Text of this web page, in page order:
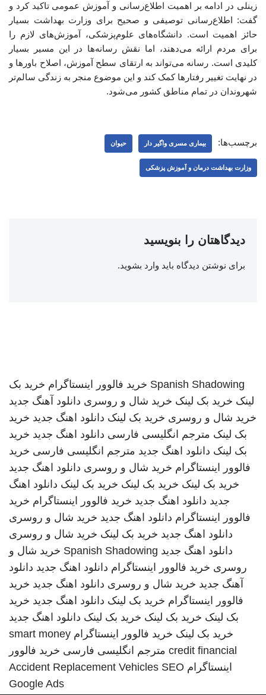
زینلی در ادامه بر اهمیت اطلاع‌رسانی و آموزش عمومی تاکید کرد و
گفت: اطلاع‌رسانی توصیفی و صحیح برای وزارت بهداشت بسیار
حائز اهمیت است. دانشگاه‌های علوم‌پزشکی، آموزش‌های لازم را
برای مردم ارائه می‌دهند، اما نقش رسانه‌ها در این مسیر بسیار
کلیدی است. رسانه می‌تواند به ارتقای سطح آموزش، اصلاح باورها و
در نهایت تغییر رفتارها کمک کند و این موضوع منجر به زندگی سالم‌تر
شهروندان در تمام مناطق کشور می‌شود.
برچسب‌ها: بیماری مسری واگیر دار حیوان
وزارت بهداشت درمان و آموزش پزشکی
دیدگاهتان را بنویسید
برای نوشتن دیدگاه باید وارد بشوید.
Spanish Shadowing خرید فالوور اینستاگرام خرید بک
لینک خرید بک لینک خرید شال و روسری دانلود آهنگ جدید
خرید شال و روسری خرید بک لینک دانلود اهنگ جدید خرید
بک لینک مترجم انگلیسی فارسی دانلود اهنگ جدید خرید
بک لینک دانلود اهنگ جدید مترجم انگلیسی فارسی خرید
فالوور اینستاگرام خرید شال و روسری دانلود اهنگ جدید
خرید بک لینک خرید بک لینک خرید بک لینک دانلود اهنگ
جدید دانلود اهنگ جدید خرید فالوور اینستاگرام خرید
فالوور اینستاگرام دانلود اهنگ جدید خرید شال و روسری
دانلود اهنگ جدید خرید بک لینک خرید شال و روسری
دانلود اهنگ جدید Spanish Shadowing خرید شال و
روسری خرید فالوور اینستاگرام دانلود اهنگ جدید دانلود
آهنگ جدید خرید شال و روسری دانلود اهنگ جدید خرید
فالوور اینستاگرام خرید بک لینک دانلود اهنگ جدید خرید
بک لینک خرید بک لینک خرید بک لینک دانلود اهنگ جدید
خرید بک لینک خرید فالوور اینستاگرام smart money
credit financial مترجم انگلیسی فارسی خرید فالوور
اینستاگرام
Accident Replacement Vehicles SEO
Google Ads